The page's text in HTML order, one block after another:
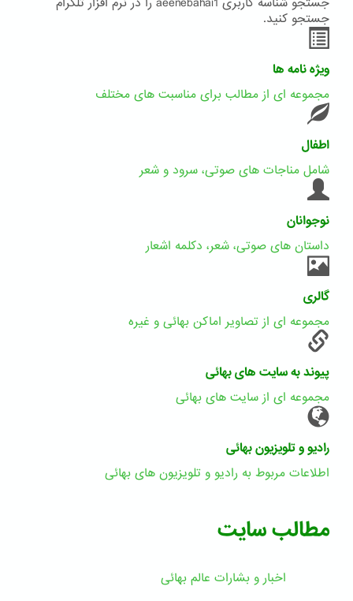
جستجو کنید.
ویژه نامه ها
مجموعه ای از مطالب برای مناسبت های مختلف
اطفال
شامل مناجات های صوتی، سرود و شعر
نوجوانان
داستان های صوتی، شعر، دکلمه اشعار
گالری
مجموعه ای از تصاویر اماکن بهائی و غیره
پیوند به سایت های بهائی
مجموعه ای از سایت های بهائی
رادیو و تلویزیون بهائی
اطلاعات مربوط به رادیو و تلویزیون های بهائی
مطالب سایت
اخبار و بشارات عالم بهائى